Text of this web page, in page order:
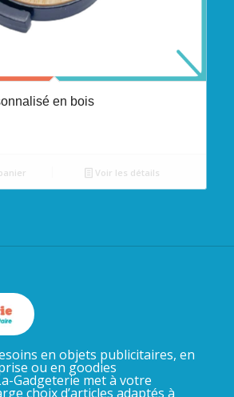
en bois
Voir les détails
en objets publicitaires, en
ou en goodies
Gadgeterie met à votre
choix d’articles adaptés à